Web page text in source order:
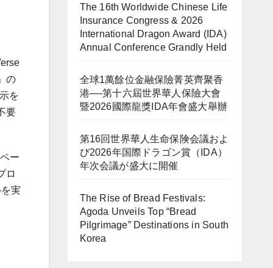
の
を
要
ー
ロ
実
The 16th Worldwide Chinese Life
Insurance Congress & 2026
International Dragon Award (IDA)
Annual Conference Grandly Held
全球1萬餘位金融保險菁英齊聚香
港—-第十六屆世界華人保險大會
暨2026國際龍獎IDA年會盛大舉辦
第16回世界華人生命保険会議およ
び2026年国際ドラゴン賞（IDA）
年次会議が盛大に開催
The Rise of Bread Festivals:
Agoda Unveils Top “Bread
Pilgrimage” Destinations in South
Korea